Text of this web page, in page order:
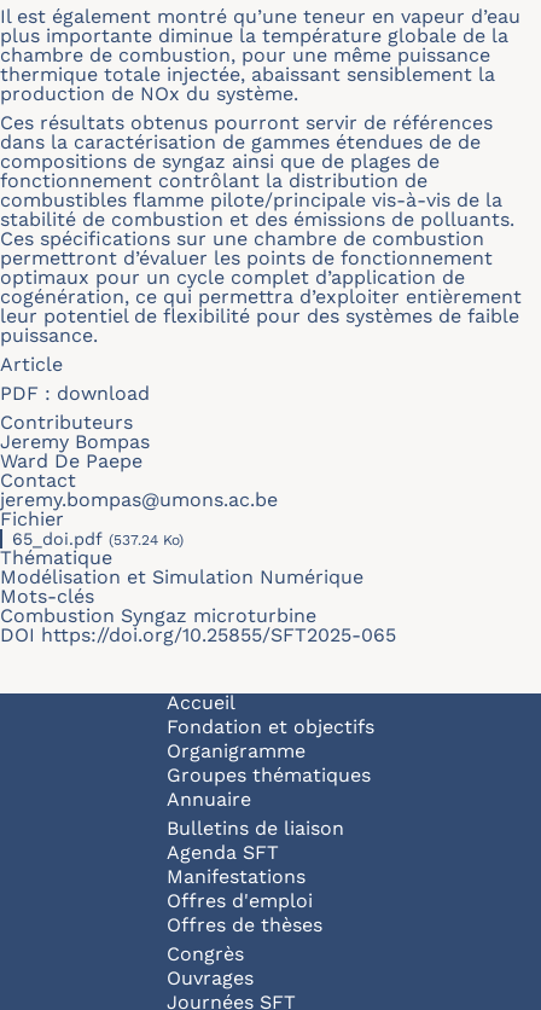
Il est également montré qu’une teneur en vapeur d’eau
plus importante diminue la température globale de la
chambre de combustion, pour une même puissance
thermique totale injectée, abaissant sensiblement la
production de NOx du système.
Ces résultats obtenus pourront servir de références
dans la caractérisation de gammes étendues de de
compositions de syngaz ainsi que de plages de
fonctionnement contrôlant la distribution de
combustibles flamme pilote/principale vis-à-vis de la
stabilité de combustion et des émissions de polluants.
Ces spécifications sur une chambre de combustion
permettront d’évaluer les points de fonctionnement
optimaux pour un cycle complet d’application de
cogénération, ce qui permettra d’exploiter entièrement
leur potentiel de flexibilité pour des systèmes de faible
puissance.
Article
PDF : download
Contributeurs
Jeremy Bompas
Ward De Paepe
Contact
jeremy.bompas@umons.ac.be
Fichier
65_doi.pdf (537.24 Ko)
Thématique
Modélisation et Simulation Numérique
Mots-clés
Combustion Syngaz microturbine
DOI https://doi.org/10.25855/SFT2025-065
Navigation principale
Accueil
Fondation et objectifs
Organigramme
Groupes thématiques
Annuaire
Bulletins de liaison
Agenda SFT
Manifestations
Offres d'emploi
Offres de thèses
Congrès
Ouvrages
Journées SFT